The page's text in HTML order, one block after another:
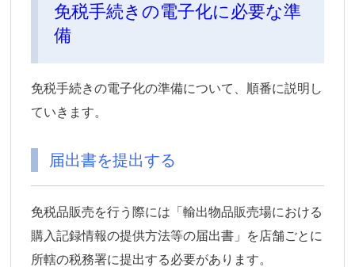
免税手続きの電子化に必要な準
備
免税手続きの電子化の準備について、順番に説明し
ていきます。
届出書を提出する
免税品販売を行う際には「輸出物品販売場における
購入記録情報の提供方法等の届出書」を店舗ごとに
所轄の税務署に提出する必要があります。